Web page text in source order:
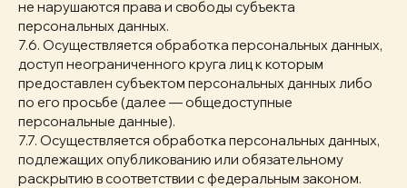
не нарушаются права и свободы субъекта
персональных данных.
7.6. Осуществляется обработка персональных данных,
доступ неограниченного круга лиц к которым
предоставлен субъектом персональных данных либо
по его просьбе (далее — общедоступные
персональные данные).
7.7. Осуществляется обработка персональных данных,
подлежащих опубликованию или обязательному
раскрытию в соответствии с федеральным законом.